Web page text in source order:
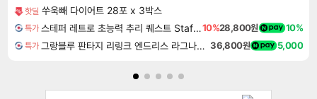
핫딜 쑤욱빼 다이어트 28포 x 3박스
특가 스테퍼 레트로 초능력 추리 퀘스트 Staffer Retro A Supernatural Mystery Quest10%28,800원 10%
특가 그랑블루 판타지 리링크 엔드리스 라그나로크 업그레이드 킷 Granblue Fantasy Relink Endless Ragnarok Upgrade Kit DLC 36,800원 5,000